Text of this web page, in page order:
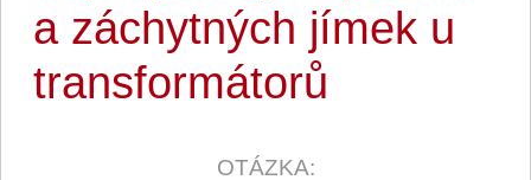
a záchytných jímek u
transformátorů